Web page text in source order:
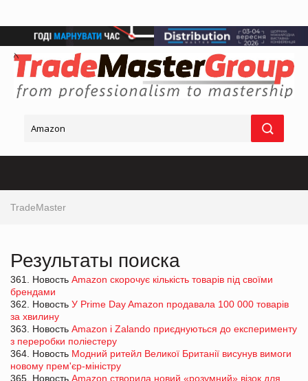
TradeMaster
Результаты поиска
361. Новость Amazon скорочує кількість товарів під своїми
брендами
362. Новость У Prime Day Amazon продавала 100 000 товарів
за хвилину
363. Новость Amazon і Zalando приєднуються до експерименту
з переробки поліестеру
364. Новость Модний ритейл Великої Британії висунув вимоги
новому прем'єр-міністру
365. Новость Amazon створила новий «розумний» візок для